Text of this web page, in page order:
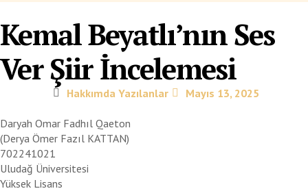
Kemal Beyatlı’nın Ses
Ver Şiir İncelemesi
Hakkımda Yazılanlar Mayıs 13, 2025
Daryah Omar Fadhıl Qaeton
(Derya Ömer Fazıl KATTAN)
702241021
Uludağ Üniversitesi
Yüksek Lisans